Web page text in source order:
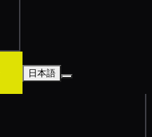
日本語